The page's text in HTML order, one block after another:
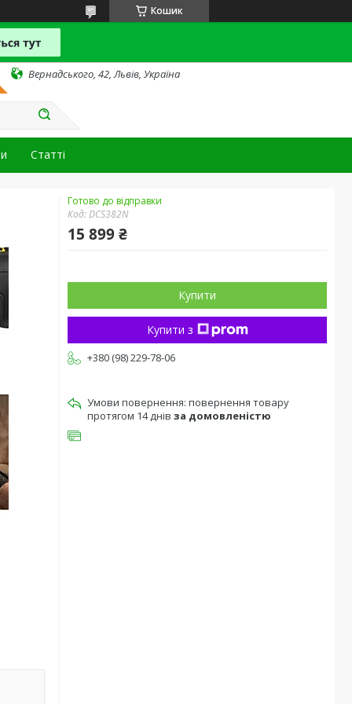
Кошик
Вернадського, 42, Львів, Україна
Статті
Готово до відправки
Код:DCS382N
15 899 ₴
Купити
Купити з
+380 (98) 229-78-06
повернення товару
протягом 14 днів за домовленістю